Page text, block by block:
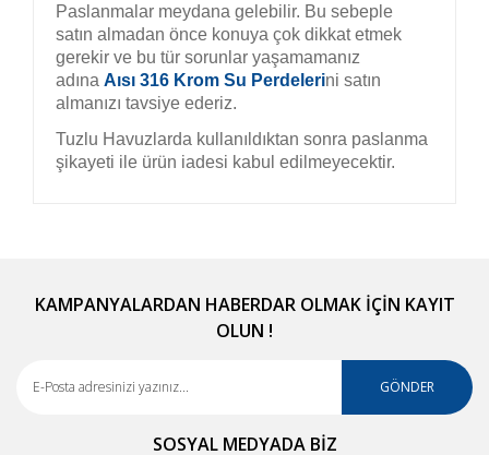
Paslanmalar meydana gelebilir. Bu sebeple
satın almadan önce konuya çok dikkat etmek
gerekir ve bu tür sorunlar yaşamamanız
adına Aısı 316 Krom Su Perdelerini satın
almanızı tavsiye ederiz.
Tuzlu Havuzlarda kullanıldıktan sonra paslanma
şikayeti ile ürün iadesi kabul edilmeyecektir.
Yorum Yaz
Görüş ve önerileriniz için teşekkür ederiz.
Ürün açıklamasında eksik bilgiler bulunuyor.
Ürün fiyatı diğer sitelerden daha pahalı.
KAMPANYALARDAN HABERDAR OLMAK İÇİN KAYIT
OLUN !
GÖNDER
SOSYAL MEDYADA BİZ